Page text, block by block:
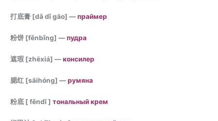
打底膏 [dǎ dǐ gāo] —праймер
粉饼 [fěnbǐng] —пудра
遮瑕 [zhēxiá] —консилер
腮红 [sāihóng] —румяна
粉底 [ fěndǐ ]тональный крем